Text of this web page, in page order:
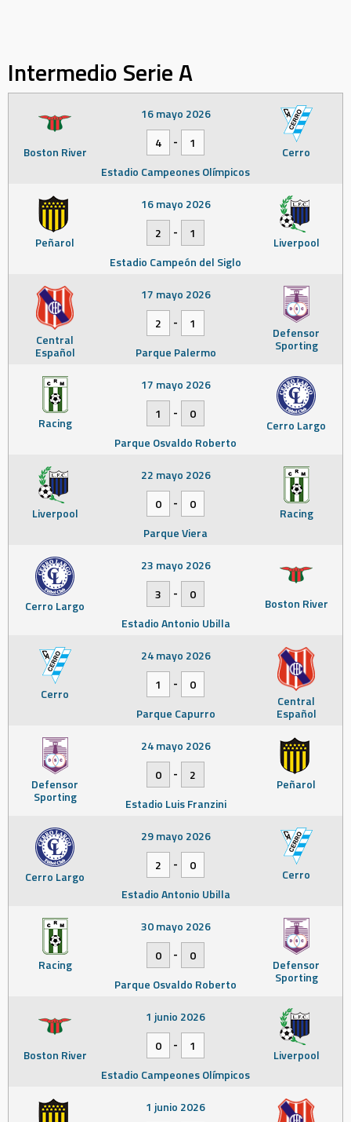
Intermedio Serie A
Boston River Cerro
16 mayo 2026
4
-
1
Estadio Campeones Olímpicos
Peñarol Liverpool
16 mayo 2026
2
-
1
Estadio Campeón del Siglo
Central
Español
Defensor
Sporting
17 mayo 2026
2
-
1
Parque Palermo
Racing Cerro Largo
17 mayo 2026
1
-
0
Parque Osvaldo Roberto
Liverpool Racing
22 mayo 2026
0
-
0
Parque Viera
Cerro Largo Boston River
23 mayo 2026
3
-
0
Estadio Antonio Ubilla
Cerro Central
Español
24 mayo 2026
1
-
0
Parque Capurro
Defensor
Sporting
Peñarol
24 mayo 2026
0
-
2
Estadio Luis Franzini
Cerro Largo Cerro
29 mayo 2026
2
-
0
Estadio Antonio Ubilla
Racing Defensor
Sporting
30 mayo 2026
0
-
0
Parque Osvaldo Roberto
Boston River Liverpool
1 junio 2026
0
-
1
Estadio Campeones Olímpicos
1 junio 2026